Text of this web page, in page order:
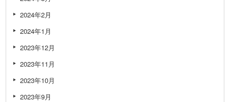
2024年2月
2024年1月
2023年12月
2023年11月
2023年10月
2023年9月